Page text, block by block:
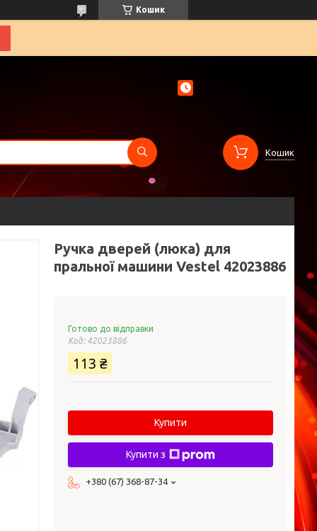
Кошик
Кошик
Ручка дверей (люка) для
пральної машини Vestel 42023886
Готово до відправки
Код: 42023886
113 ₴
Купити
Купити з
+380 (67) 368-87-34